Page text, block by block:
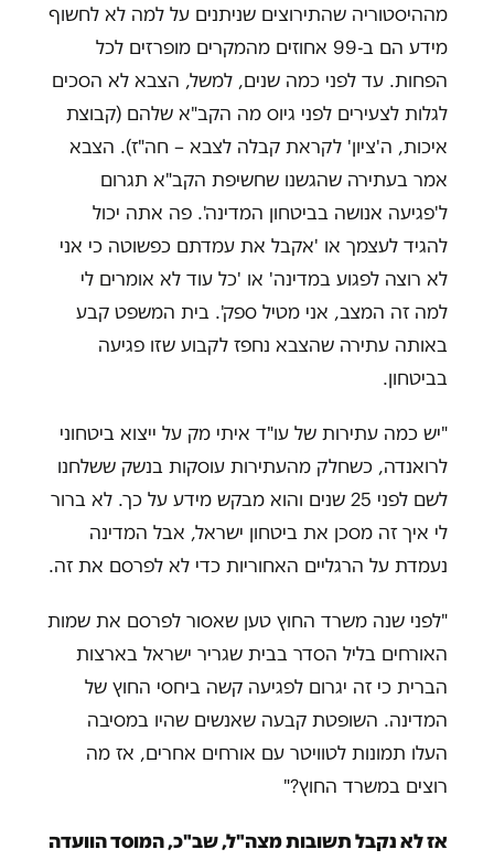
מההיסטוריה שהתירוצים שניתנים על למה לא לחשוף
מידע הם ב-99 אחוזים מהמקרים מופרזים לכל
הפחות. עד לפני כמה שנים, למשל, הצבא לא הסכים
לגלות לצעירים לפני גיוס מה הקב"א שלהם (קבוצת
איכות, ה'ציון' לקראת קבלה לצבא – חה"ז). הצבא
אמר בעתירה שהגשנו שחשיפת הקב"א תגרום
ל'פגיעה אנושה בביטחון המדינה'. פה אתה יכול
להגיד לעצמך או 'אקבל את עמדתם כפשוטה כי אני
לא רוצה לפגוע במדינה' או 'כל עוד לא אומרים לי
למה זה המצב, אני מטיל ספק'. בית המשפט קבע
באותה עתירה שהצבא נחפז לקבוע שזו פגיעה
בביטחון.
"יש כמה עתירות של עו"ד איתי מק על ייצוא ביטחוני
לרואנדה, כשחלק מהעתירות עוסקות בנשק ששלחנו
לשם לפני 25 שנים והוא מבקש מידע על כך. לא ברור
לי איך זה מסכן את ביטחון ישראל, אבל המדינה
נעמדת על הרגליים האחוריות כדי לא לפרסם את זה.
"לפני שנה משרד החוץ טען שאסור לפרסם את שמות
האורחים בליל הסדר בבית שגריר ישראל בארצות
הברית כי זה יגרום לפגיעה קשה ביחסי החוץ של
המדינה. השופטת קבעה שאנשים שהיו במסיבה
העלו תמונות לטוויטר עם אורחים אחרים, אז מה
רוצים במשרד החוץ?"
אז לא נקבל תשובות מצה"ל, שב"כ, המוסד הוועדה